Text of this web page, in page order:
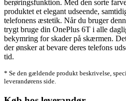
berøringsfunktion. Med den sorte
produktet et elegant udseende,
telefonens æstetik. Når du bruger
trygt bruge din OnePlus 6T i alle
bekymring for skader på skærmen.
der ønsker at bevare deres telefons
tid.
* Se den gældende produkt beskrivelse,
leverandørens side.